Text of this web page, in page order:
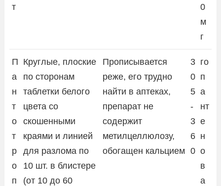
т
0
м
г
П
а
н
т
о
т
р
о
п
Круглые, плоские
по сторонам
таблетки белого
цвета со
скошенными
краями и линией
для разлома по
10 шт. в блистере
(от 10 до 60
Прописывается
реже, его трудно
найти в аптеках,
препарат не
содержит
метилцеллюлозу,
обогащен кальцием
3
0
5
-
3
6
0
го
п
а
нт
е
н
о
в
а